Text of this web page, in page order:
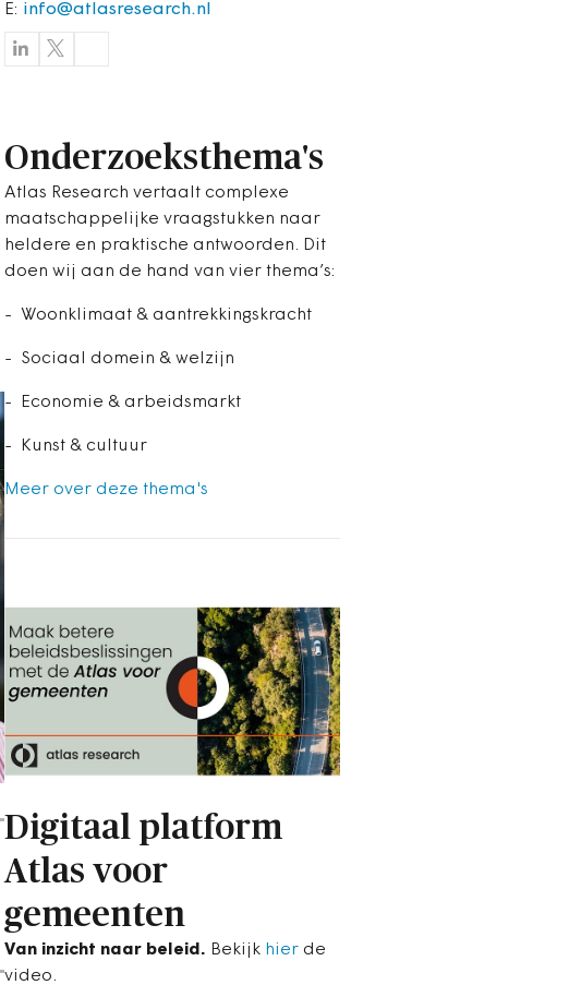
E: info@atlasresearch.nl
Onderzoeksthema's
Atlas Research vertaalt complexe
maatschappelijke vraagstukken naar
heldere en praktische antwoorden. Dit
doen wij aan de hand van vier thema’s:
- Woonklimaat & aantrekkingskracht
- Sociaal domein & welzijn
- Economie & arbeidsmarkt
- Kunst & cultuur
Meer over deze thema's
Digitaal platform
Atlas voor
gemeenten
Van inzicht naar beleid. Bekijk hier de
video.